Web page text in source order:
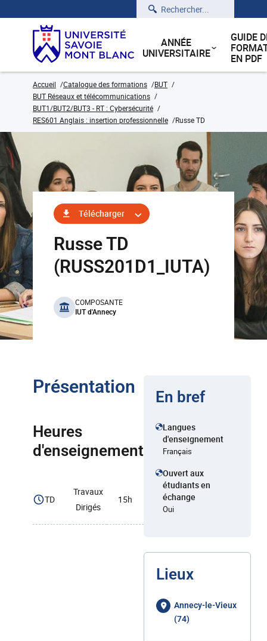
Rechercher
ANNÉE
UNIVERSITAIRE
GUIDE
EN PDF
Accueil Catalogue des formations
BUT
BUT Réseaux et télécommunications
BUT1/BUT2/BUT3 - RT : Cybersécurité
RES601 Anglais : insertion professionnelle
Russe TD
Télécharger
Russe TD
(RUSS201D1_IUTA)
benefits
COMPOSANTE
IUT d'Annecy
Présentation
Heures
d'enseignement
TD
Travaux
Dirigés
15h
En bref
Langues
d'enseignement
Français
Ouvert aux
étudiants en
échange
Oui
Lieux
Annecy-le-Vieux
(74)